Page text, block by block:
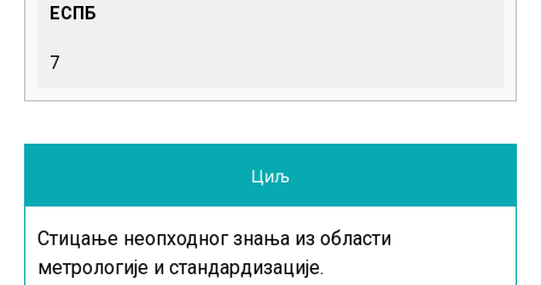
ЕСПБ
7
Циљ
Стицање неопходног знања из области
метрологије и стандардизације.